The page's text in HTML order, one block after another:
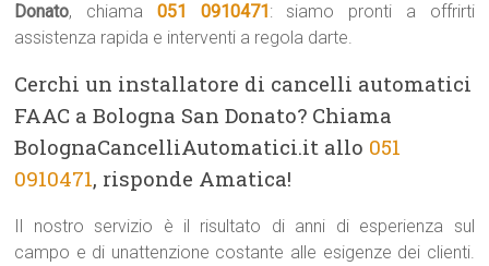
Donato, chiama 051 0910471: siamo pronti a offrirti
assistenza rapida e interventi a regola darte.
Cerchi un installatore di cancelli automatici
FAAC a Bologna San Donato? Chiama
BolognaCancelliAutomatici.it allo 051
0910471, risponde Amatica!
Il nostro servizio è il risultato di anni di esperienza sul
campo e di unattenzione costante alle esigenze dei clienti.